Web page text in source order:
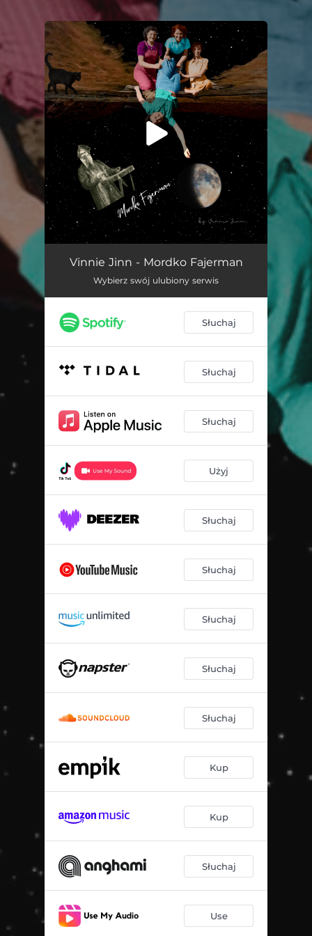
You're all set!
Mordko Fajerman 04:22
Vinnie Jinn - Mordko Fajerman
Wybierz swój ulubiony serwis
Słuchaj
Słuchaj
Słuchaj
Użyj
Słuchaj
Słuchaj
Słuchaj
Słuchaj
Słuchaj
Kup
Kup
Słuchaj
Use